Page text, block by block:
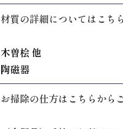
材質の詳細についてはこち
木曽桧 他
陶磁器
お掃除の仕方はこちらから